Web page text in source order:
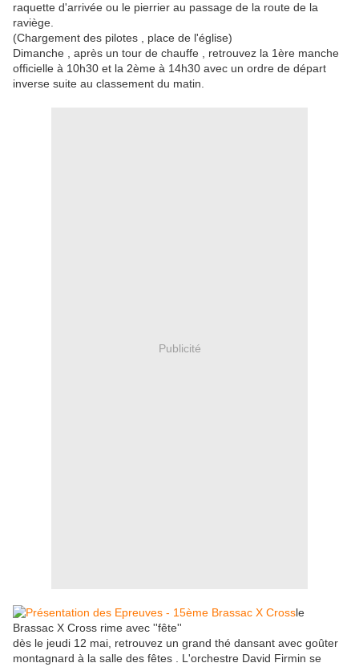
raquette d'arrivée ou le pierrier au passage de la route de la
raviège.
(Chargement des pilotes , place de l'église)
Dimanche , après un tour de chauffe , retrouvez la 1ère manche
officielle à 10h30 et la 2ème à 14h30 avec un ordre de départ
inverse suite au classement du matin.
Publicité
le
Brassac X Cross rime avec ''fête''
dès le jeudi 12 mai, retrouvez un grand thé dansant avec goûter
montagnard à la salle des fêtes . L'orchestre David Firmin se